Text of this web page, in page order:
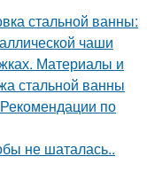
стальной ванны:
чаши
Материалы и
стальной ванны
по
не шаталась..